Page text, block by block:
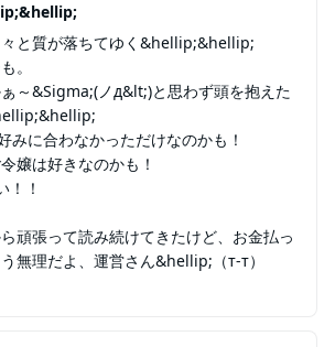
と質が落ちてゆく&hellip;&hellip;
。
～&Sigma;(ノд&lt;)と思わず頭を抱えた
に合わなかっただけなのかも！
嬢は好きなのかも！
！！
頑張って読み続けてきたけど、お金払っ
無理だよ、運営さん&hellip;（т-т）